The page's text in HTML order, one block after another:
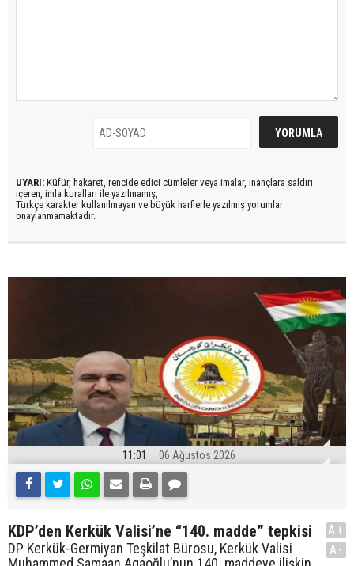
UYARI: Küfür, hakaret, rencide edici cümleler veya imalar, inançlara saldırı
içeren, imla kuralları ile yazılmamış,
Türkçe karakter kullanılmayan ve büyük harflerle yazılmış yorumlar
onaylanmamaktadır.
11:01 06 Ağustos 2026
KDP’den Kerkük Valisi’ne “140. madde” tepkisi
DP Kerkük-Germiyan Teşkilat Bürosu, Kerkük Valisi
A+
A-